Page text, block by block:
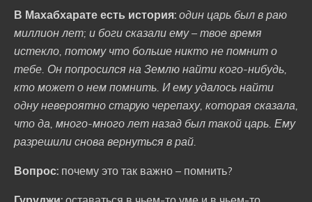
В Махабхарате есть история: один царь был в раю
миллион лет; и боги сказали ему – твое время
истекло, потому что больше никто не помнит о
тебе. Он попросился на Землю найти кого-нибудь,
кто может о нем помнить. И ему удалось найти
одну невероятно старую черепаху, которая сказала,
что да, много-много лет назад был такой царь. Ему
разрешили снова вернуться в рай.
Вопрос: почему это так важно – помнить?